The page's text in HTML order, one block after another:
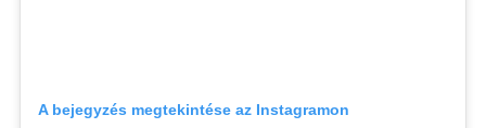
A bejegyzés megtekintése az Instagramon